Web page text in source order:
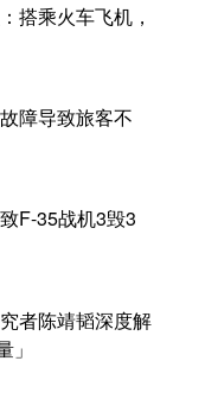
搭乘火车飞机，
障导致旅客不
F-35战机3毁3
者陈靖韬深度解